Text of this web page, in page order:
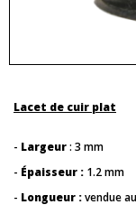
Lacet de cuir plat
- Largeur: 3 mm
- Épaisseur : 1.2 mm
- Longueur :vendue